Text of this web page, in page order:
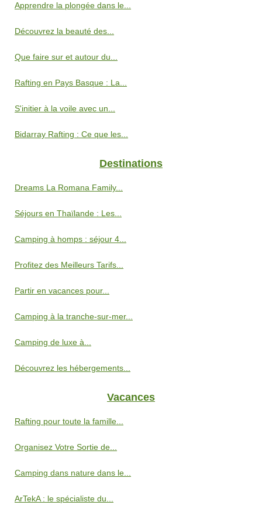
Apprendre la plongée dans le...
Découvrez la beauté des...
Que faire sur et autour du...
Rafting en Pays Basque : La...
S'initier à la voile avec un...
Bidarray Rafting : Ce que les...
Destinations
Dreams La Romana Family...
Séjours en Thaïlande : Les...
Camping à homps : séjour 4...
Profitez des Meilleurs Tarifs...
Partir en vacances pour...
Camping à la tranche-sur-mer...
Camping de luxe à...
Découvrez les hébergements...
Vacances
Rafting pour toute la famille...
Organisez Votre Sortie de...
Camping dans nature dans le...
ArTekA : le spécialiste du...